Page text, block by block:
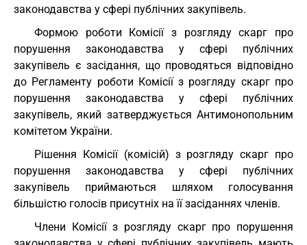
законодавства у сфері публічних закупівель.
Формою роботи Комісії з розгляду скарг про
порушення законодавства у сфері публічних
закупівель є засідання, що проводяться відповідно
до Регламенту роботи Комісії з розгляду скарг про
порушення законодавства у сфері публічних
закупівель, який затверджується Антимонопольним
комітетом України.
Рішення Комісії (комісій) з розгляду скарг про
порушення законодавства у сфері публічних
закупівель приймаються шляхом голосування
більшістю голосів присутніх на її засіданнях членів.
Члени Комісії з розгляду скарг про порушення